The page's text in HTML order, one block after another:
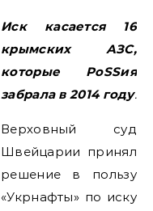
Иск касается 16
крымских АЗС,
которые РоSSия
забрала в 2014 году.
Верховный суд
Швейцарии принял
решение в пользу
«Укрнафты» по иску